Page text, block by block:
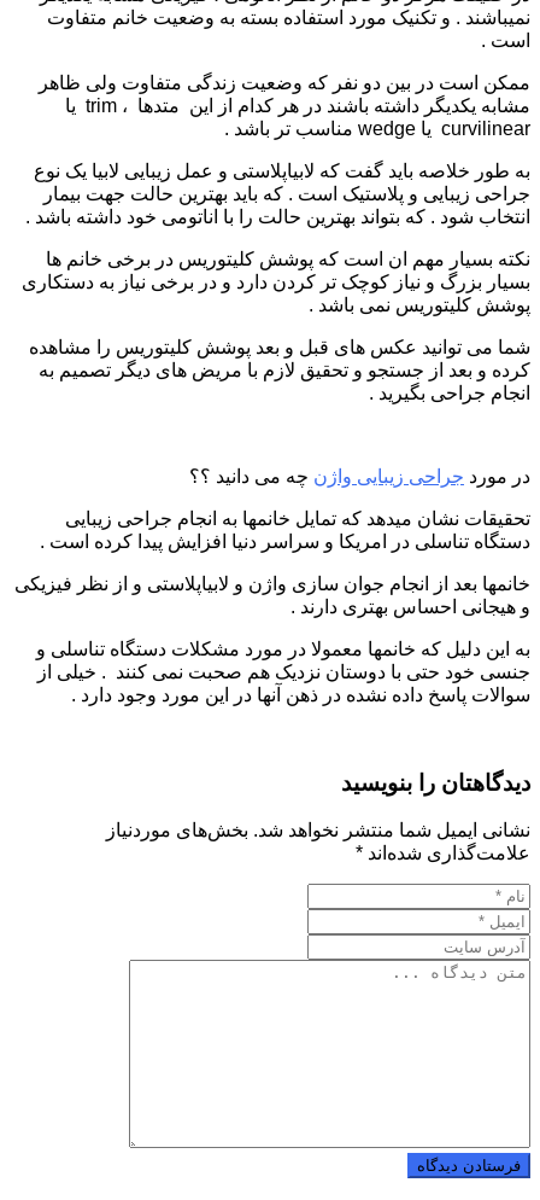
نمیباشند . و تکنیک مورد استفاده بسته به وضعیت خانم متفاوت
است .
ممکن است در بین دو نفر که وضعیت زندگی متفاوت ولی ظاهر
مشابه یکدیگر داشته باشند در هر کدام از این متدها ، trim یا
curvilinear یا wedge مناسب تر باشد .
به طور خلاصه باید گفت که لابیاپلاستی و عمل زیبایی لابیا یک نوع
جراحی زیبایی و پلاستیک است . که باید بهترین حالت جهت بیمار
انتخاب شود . که بتواند بهترین حالت را با اناتومی خود داشته باشد .
نکته بسیار مهم ان است که پوشش کلیتوریس در برخی خانم ها
بسیار بزرگ و نیاز کوچک تر کردن دارد و در برخی نیاز به دستکاری
پوشش کلیتوریس نمی باشد .
شما می توانید عکس های قبل و بعد پوشش کلیتوریس را مشاهده
کرده و بعد از جستجو و تحقیق لازم با مریض های دیگر تصمیم به
انجام جراحی بگیرید .
در مورد جراحی زیبایی واژن چه می دانید ؟؟
تحقیقات نشان میدهد که تمایل خانمها به انجام جراحی زیبایی
دستگاه تناسلی در امریکا و سراسر دنیا افزایش پیدا کرده است .
خانمها بعد از انجام جوان سازی واژن و لابیاپلاستی و از نظر فیزیکی
و هیجانی احساس بهتری دارند .
به این دلیل که خانمها معمولا در مورد مشکلات دستگاه تناسلی و
جنسی خود حتی با دوستان نزدیک هم صحبت نمی کنند . خیلی از
سوالات پاسخ داده نشده در ذهن آنها در این مورد وجود دارد .
دیدگاهتان را بنویسید
نشانی ایمیل شما منتشر نخواهد شد. بخش‌های موردنیاز
علامت‌گذاری شده‌اند *